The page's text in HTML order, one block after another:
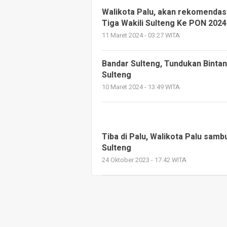
Walikota Palu, akan
Tiga Wakili Sulteng Ke PON 2024
11 Maret 2024 - 03:27 WITA
Bandar Sulteng, Tundukan
Sulteng
10 Maret 2024 - 13:49 WITA
Tiba di Palu, Walikota Palu
Sulteng
24 Oktober 2023 - 17:42 WITA